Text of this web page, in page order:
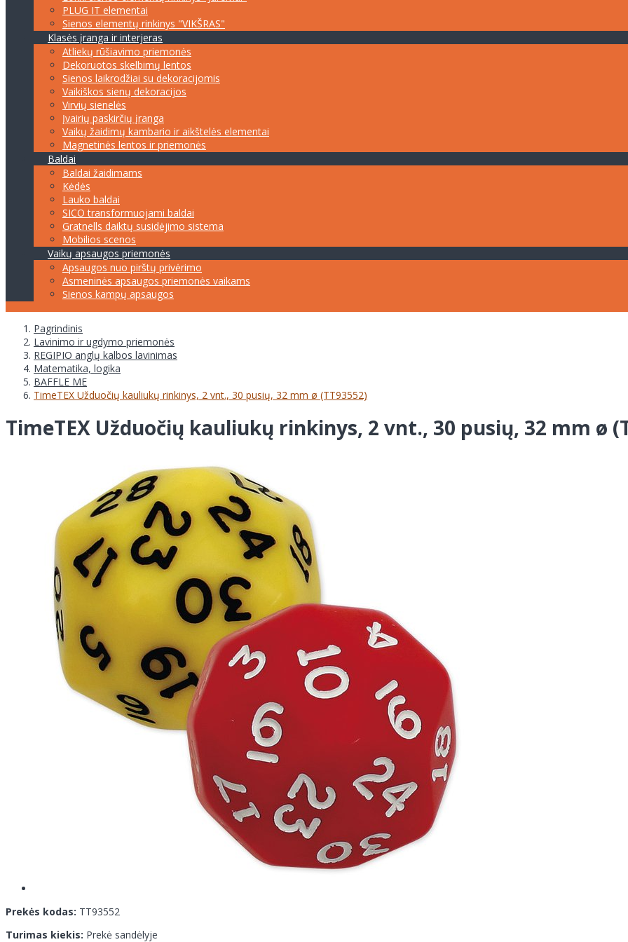
PLUG IT elementai
Sienos elementų rinkinys "VIKŠRAS"
Klasės įranga ir interjeras
Atliekų rūšiavimo priemonės
Dekoruotos skelbimų lentos
Sienos laikrodžiai su dekoracijomis
Vaikiškos sienų dekoracijos
Virvių sienelės
Įvairių paskirčių įranga
Vaikų žaidimų kambario ir aikštelės elementai
Magnetinės lentos ir priemonės
Baldai
Baldai žaidimams
Kėdės
Lauko baldai
SICO transformuojami baldai
Gratnells daiktų susidėjimo sistema
Mobilios scenos
Vaikų apsaugos priemonės
Apsaugos nuo pirštų privėrimo
Asmeninės apsaugos priemonės vaikams
Sienos kampų apsaugos
Pagrindinis
Lavinimo ir ugdymo priemonės
REGIPIO anglų kalbos lavinimas
Matematika, logika
BAFFLE ME
TimeTEX Užduočių kauliukų rinkinys, 2 vnt., 30 pusių, 32 mm ø (TT93552)
TimeTEX Užduočių kauliukų rinkinys, 2 vnt., 30 pusių, 32 mm ø
Prekės kodas: TT93552
Turimas kiekis: Prekė sandėlyje